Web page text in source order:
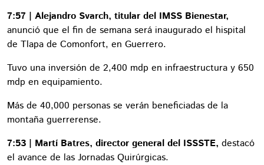
7:57 | Alejandro Svarch, titular del IMSS Bienestar,
anunció que el fin de semana será inaugurado el hispital
de Tlapa de Comonfort, en Guerrero.
Tuvo una inversión de 2,400 mdp en infraestructura y 650
mdp en equipamiento.
Más de 40,000 personas se verán beneficiadas de la
montaña guerrerense.
7:53 | Martí Batres, director general del ISSSTE, destacó
el avance de las Jornadas Quirúrgicas.